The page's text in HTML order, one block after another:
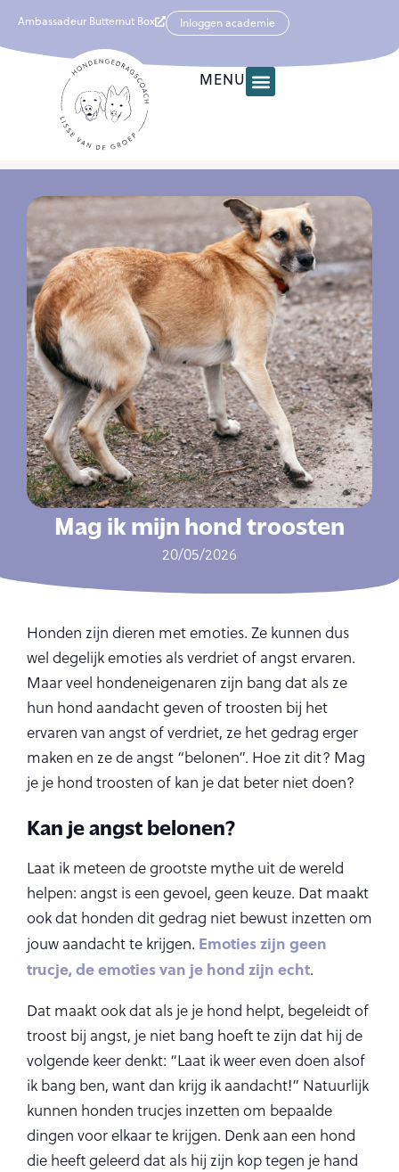
Ambassadeur Butternut Box Inloggen academie
MENU
Mag ik mijn hond troosten
20/05/2026
Honden zijn dieren met emoties. Ze kunnen dus
wel degelijk emoties als verdriet of angst ervaren.
Maar veel hondeneigenaren zijn bang dat als ze
hun hond aandacht geven of troosten bij het
ervaren van angst of verdriet, ze het gedrag erger
maken en ze de angst “belonen”. Hoe zit dit? Mag
je je hond troosten of kan je dat beter niet doen?
Kan je angst belonen?
Laat ik meteen de grootste mythe uit de wereld
helpen: angst is een gevoel, geen keuze. Dat maakt
ook dat honden dit gedrag niet bewust inzetten om
jouw aandacht te krijgen. Emoties zijn geen
trucje, de emoties van je hond zijn echt.
Dat maakt ook dat als je je hond helpt, begeleidt of
troost bij angst, je niet bang hoeft te zijn dat hij de
volgende keer denkt: “Laat ik weer even doen alsof
ik bang ben, want dan krijg ik aandacht!” Natuurlijk
kunnen honden trucjes inzetten om bepaalde
dingen voor elkaar te krijgen. Denk aan een hond
die heeft geleerd dat als hij zijn kop tegen je hand